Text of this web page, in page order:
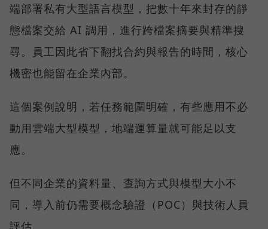
端部署私有大型語言模型，把數十年來封存的靜
態檔案交給 AI 調用，進行跨檔案摘要與精準搜
尋。員工因此省下翻找合約與報告的時間，核心
機密也能留在企業內部。
這個案例說明，若任務範圍明確，有些應用不必
動用雲端大型模型，地端運算量就可能足以支
應。
但不同企業的資料量、查詢方式與模型大小不
同，導入前仍需要概念驗證（POC）與技術人員
評估。